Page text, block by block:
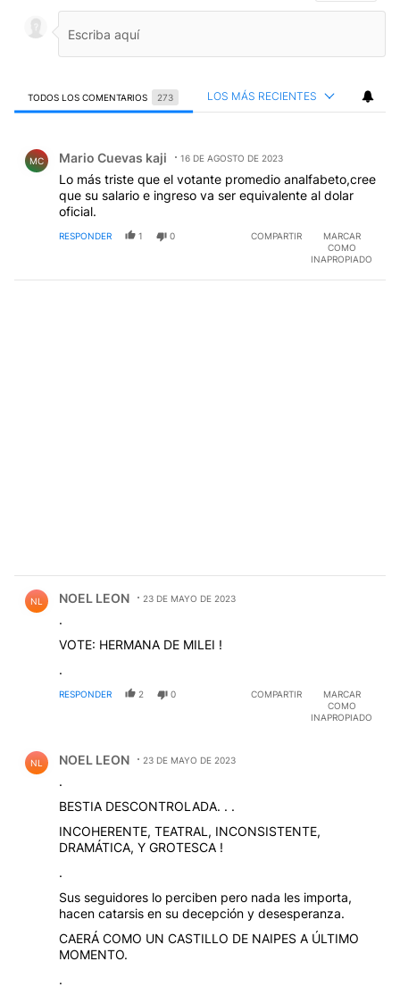
TODOS LOS COMENTARIOS 273 LOS MÁS RECIENTES
MC Mario Cuevas kaji 16 DE AGOSTO DE 2023
Lo más triste que el votante promedio analfabeto,cree
que su salario e ingreso va ser equivalente al dolar
oficial.
RESPONDER 1 0 COMPARTIR
MARCAR
COMO
INAPROPIADO
NL NOEL LEON 23 DE MAYO DE 2023
.
VOTE: HERMANA DE MILEI !
.
RESPONDER 2 0 COMPARTIR
MARCAR
COMO
INAPROPIADO
NL NOEL LEON 23 DE MAYO DE 2023
.
BESTIA DESCONTROLADA. . .
INCOHERENTE, TEATRAL, INCONSISTENTE,
DRAMÁTICA, Y GROTESCA !
.
Sus seguidores lo perciben pero nada les importa,
hacen catarsis en su decepción y desesperanza.
CAERÁ COMO UN CASTILLO DE NAIPES A ÚLTIMO
MOMENTO.
.